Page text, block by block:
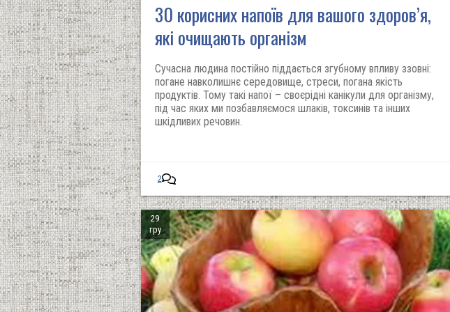
30 корисних напоїв для вашого здоров’я,
які очищають організм
Сучасна людина постійно піддається згубному впливу ззовні:
погане навколишнє середовище, стреси, погана якість
продуктів. Тому такі напої – своєрідні канікули для організму,
під час яких ми позбавляємося шлаків, токсинів та інших
шкідливих речовин.
2
29
гру